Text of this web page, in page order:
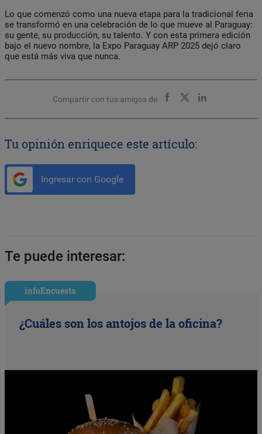
Lo que comenzó como una nueva etapa para la tradicional feria
se transformó en una celebración de lo que mueve al Paraguay:
su gente, su producción, su talento. Y con esta primera edición
bajo el nuevo nombre, la Expo Paraguay ARP 2025 dejó claro
que está más viva que nunca.
Compartir con tus amigos de
Tu opinión enriquece este artículo:
Ingresar con Google
Te puede interesar:
infoEncuesta
¿Cuáles son los antojos de la oficina?